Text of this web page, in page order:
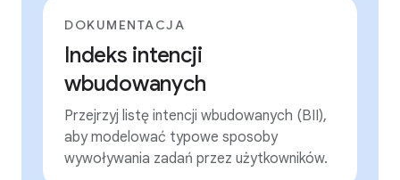
DOKUMENTACJA
Indeks intencji
wbudowanych
Przejrzyj listę intencji wbudowanych (BII),
aby modelować typowe sposoby
wywoływania zadań przez użytkowników.